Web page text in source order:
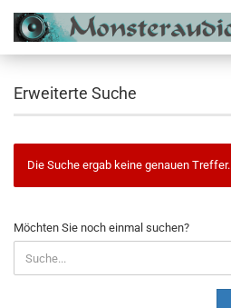
Erweiterte Suche
Die Suche ergab keine genauen Treffer.
MÖCHTEN
SIE
NOCH
EINMAL
Möchten Sie noch einmal suchen?